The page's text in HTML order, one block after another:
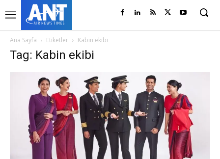
Ana Sayfa Etiketler Kabin ekibi
Tag: Kabin ekibi